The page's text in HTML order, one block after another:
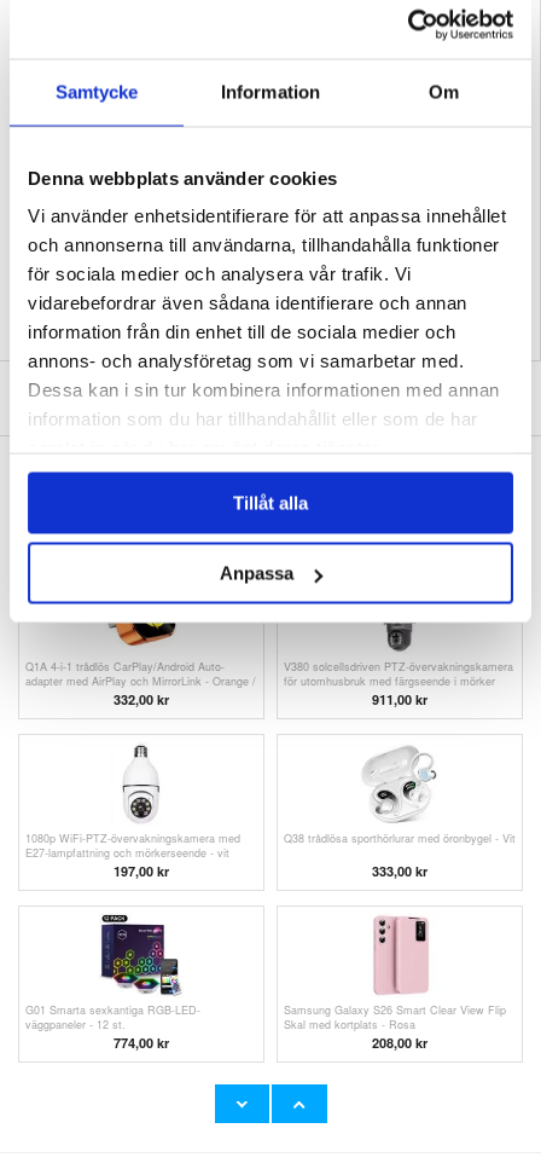
Samtycke Information Om
Denna webbplats använder cookies
Vi använder enhetsidentifierare för att anpassa innehållet
och annonserna till användarna, tillhandahålla funktioner
för sociala medier och analysera vår trafik. Vi
vidarebefordrar även sådana identifierare och annan
information från din enhet till de sociala medier och
annons- och analysföretag som vi samarbetar med.
Dessa kan i sin tur kombinera informationen med annan
information som du har tillhandahållit eller som de har
Tillåt alla
Anpassa
- Enkel åtkomst till alla knappar och portar på din Samsung Galaxy S26
- Stöder automatisk väcknings-/sovfunktion för att förlänga batteritiden
Förpacking: Euroblister
EAN: 5714122640567
Relaterade kategorier:Mobiltillbehör ,Samsung Skal & Tillbehör
Samsung
Galaxy S26 Skal & Tillbehör
SKRIV EN RECENSION
ANDRA KUNDER HAR OCKSÅ KÖPT
Samsung Galaxy A54 5G Plånboksfodral med
Samsung Galaxy S26 PanzerGlass Ceramic
II Protection Ultra-Wide Fit EasyAligner
Q1A 4-i-1 trådlös CarPlay/Android Auto-
adapter med AirPlay och MirrorLink - Orange /
332,00 kr
V380 solcellsdriven PTZ-övervakningskamera
för utomhusbruk med färgseende i mörker
911,00 kr
1080p WiFi-PTZ-övervakningskamera med
E27-lampfattning och mörkerseende - vit
197,00 kr
Q38 trådlösa sporthörlurar med öronbygel - Vit
333,00 kr
G01 Smarta sexkantiga RGB-LED-
väggpaneler - 12 st.
774,00 kr
Samsung Galaxy S26 Smart Clear View Flip
Skal med kortplats - Rosa
208,00 kr